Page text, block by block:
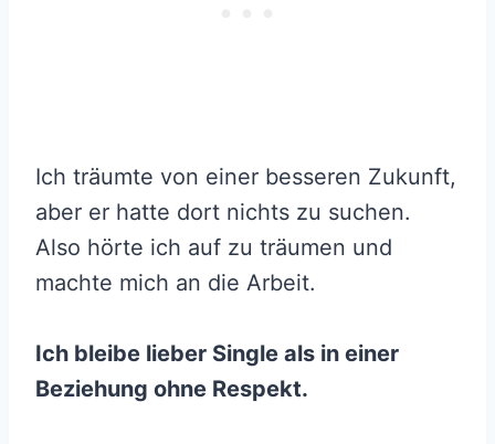
Ich träumte von einer besseren Zukunft,
aber er hatte dort nichts zu suchen.
Also hörte ich auf zu träumen und
machte mich an die Arbeit.
Ich bleibe lieber Single als in einer
Beziehung ohne Respekt.